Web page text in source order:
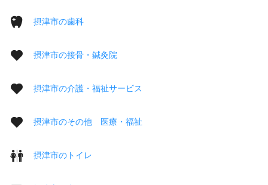
摂津市の歯科
摂津市の接骨・鍼灸院
摂津市の介護・福祉サービス
摂津市のその他 医療・福祉
摂津市のトイレ